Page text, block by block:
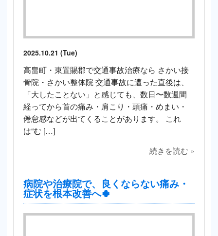
2025.10.21 (Tue)
高畠町・東置賜郡で交通事故治療なら さかい接
骨院・さかい整体院 交通事故に遭った直後は、
「大したことない」と感じても、数日〜数週間
経ってから首の痛み・肩こり・頭痛・めまい・
倦怠感などが出てくることがあります。 これ
は“む […]
続きを読む »
病院や治療院で、良くならない痛み・
症状を根本改善へ🍀